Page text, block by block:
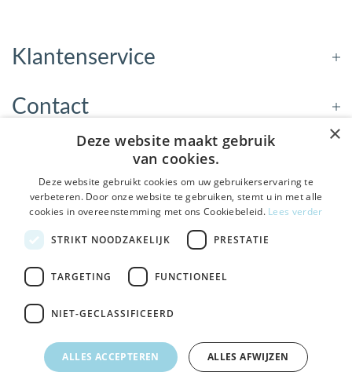
Klantenservice
Contact
Openingstijden
Nieuwsbrief
Bezoek de winkel in Sneek, Bolswarderbaan 3C
Gratis verzendingvanaf € 75
De Welzijnwinkel in je
inbox
Geen spam, geen verkooppraatjes — gewoon fijne
updates over hulpmiddelen die echt iets toevoegen.
Ja leuk! Schrijf me in
×
Deze website maakt gebruik
van cookies.
Deze website gebruikt cookies om uw gebruikerservaring te
verbeteren. Door onze website te gebruiken, stemt u in met alle
cookies in overeenstemming met ons Cookiebeleid. Lees verder
STRIKT NOODZAKELIJK PRESTATIE
TARGETING FUNCTIONEEL
NIET-GECLASSIFICEERD
ALLES ACCEPTEREN ALLES AFWIJZEN